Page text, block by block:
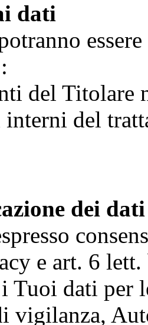
dati
del Titolare
interni del
dei dati
e art. 6
Tuoi dati per
vigilanza,